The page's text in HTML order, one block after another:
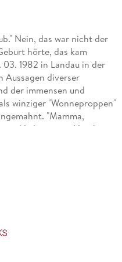
Nein, das war nicht der
hörte, das kam
1982 in Landau in der
Aussagen diverser
der immensen und
winziger "Wonneproppen"
"Mamma,
und lieber einen Hund
ich hier keine weiteren
dann nichts mehr für
de nachlesen.